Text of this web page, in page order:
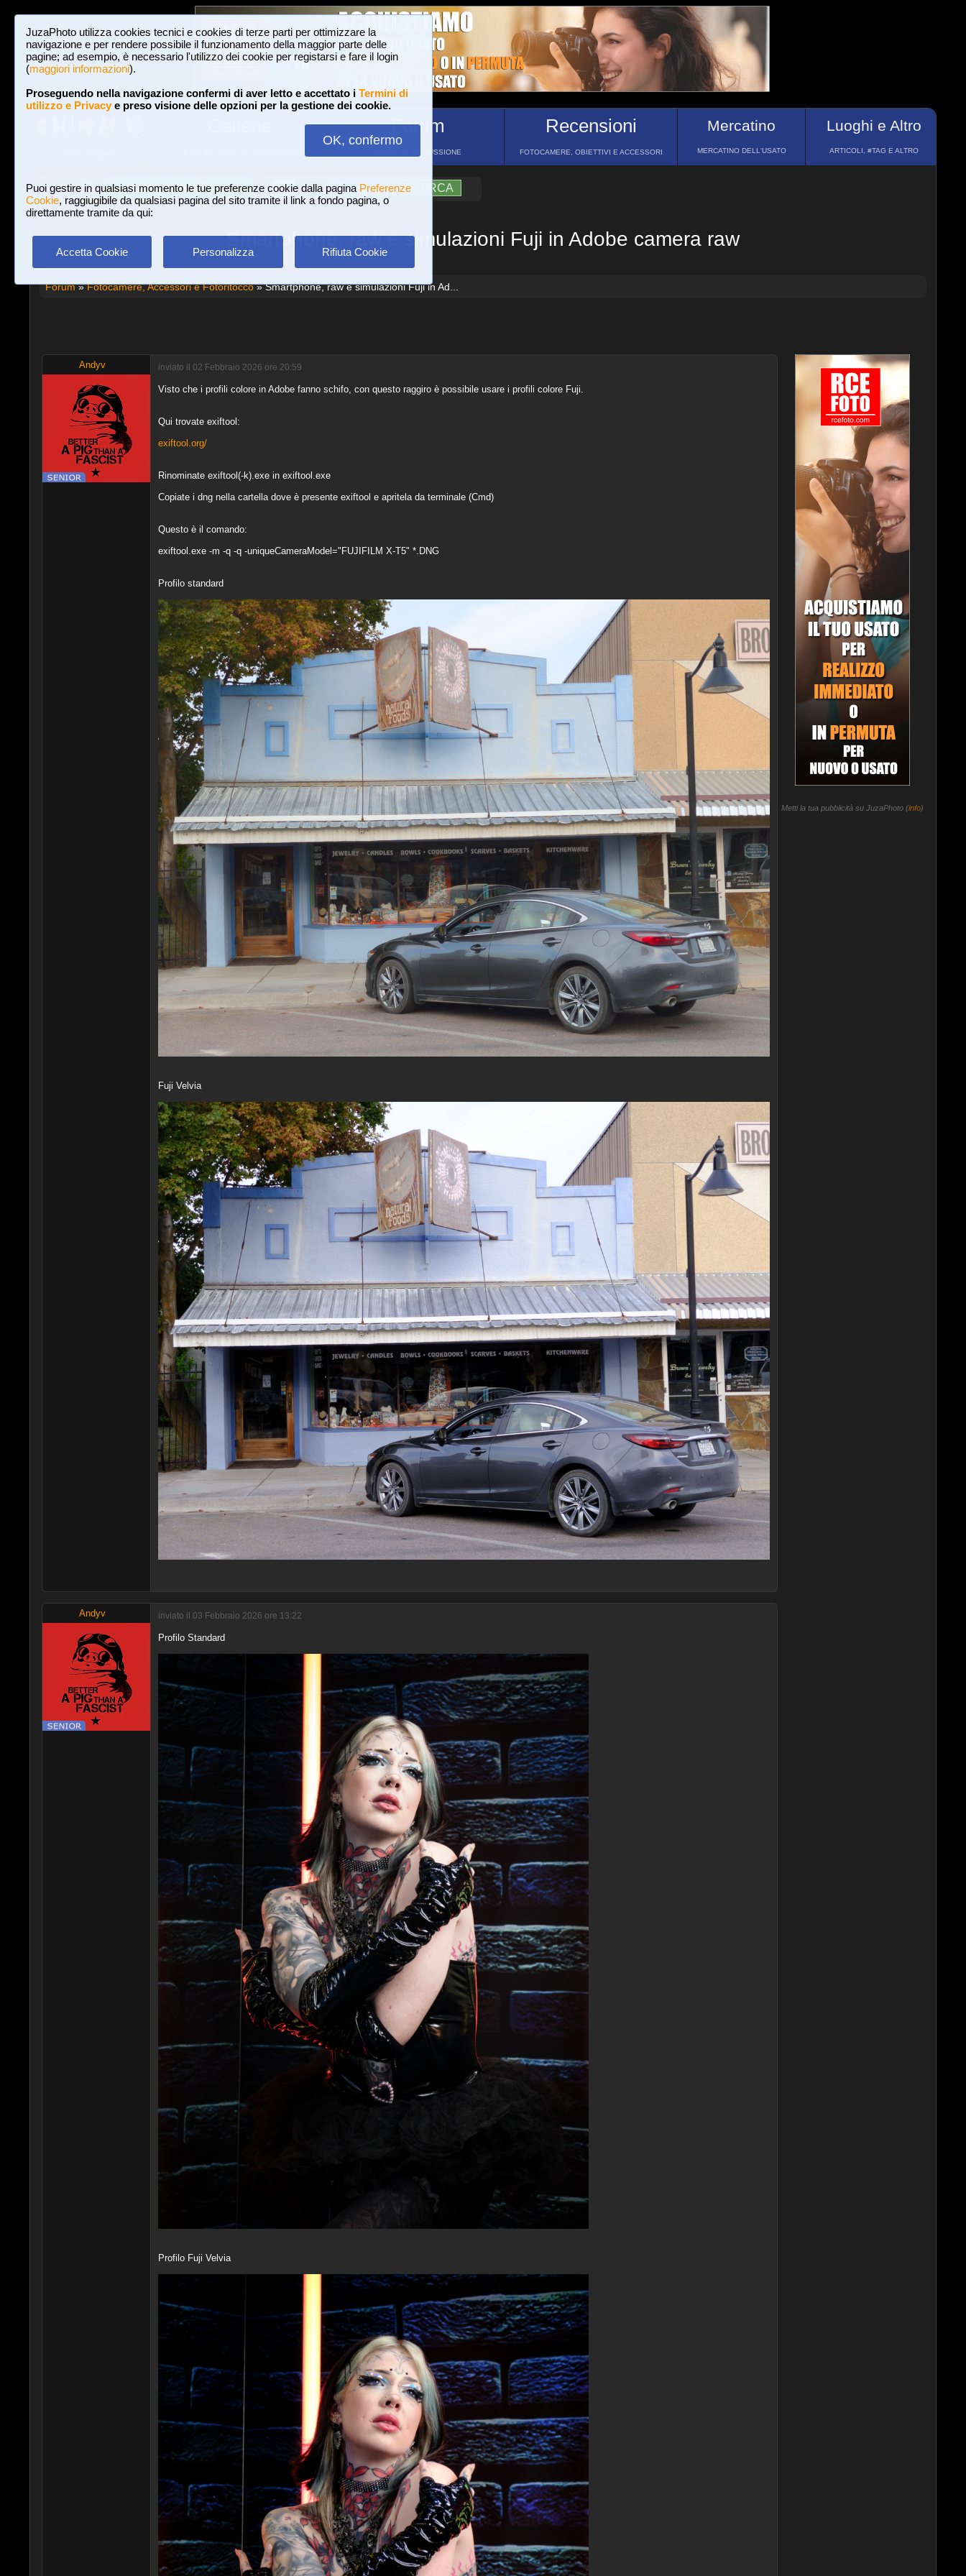
JuzaPhoto utilizza cookies tecnici e cookies di terze parti per ottimizzare la
navigazione e per rendere possibile il funzionamento della maggior parte delle
pagine; ad esempio, è necessario l'utilizzo dei cookie per registarsi e fare il login
(maggiori informazioni).
Proseguendo nella navigazione confermi di aver letto e accettato i Termini di
utilizzo e Privacye preso visione delle opzioni per la gestione dei cookie.
OK, confermo
Puoi gestire in qualsiasi momento le tue preferenze cookie dalla pagina Preferenze
Cookie, raggiugibile da qualsiasi pagina del sito tramite il link a fondo pagina, o
direttamente tramite da qui:
Accetta Cookie Personalizza Rifiuta Cookie
Forum
FORUM DI DISCUSSIONE
Recensioni
FOTOCAMERE, OBIETTIVI E ACCESSORI
Mercatino
MERCATINO DELL'USATO
Luoghi e Altro
ARTICOLI, #TAG E ALTRO
Login Iscriviti a JuzaPhoto! A A ?AIUTO RICERCA
Smartphone, raw e simulazioni Fuji in Adobe camera raw
Forum»Fotocamere, Accessori e Fotoritocco» Smartphone, raw e simulazioni Fuji in Ad...
Andyv inviato il 02 Febbraio 2026 ore 20:59
Visto che i profili colore in Adobe fanno schifo, con questo raggiro è possibile usare i profili colore Fuji.
Qui trovate exiftool:
exiftool.org/
Rinominate exiftool(-k).exe in exiftool.exe
Copiate i dng nella cartella dove è presente exiftool e apritela da terminale (Cmd)
Questo è il comando:
exiftool.exe -m -q -q -uniqueCameraModel="FUJIFILM X-T5" *.DNG
Profilo standard
Fuji Velvia
Andyv inviato il 03 Febbraio 2026 ore 13:22
Profilo Standard
Profilo Fuji Velvia
Metti la tua pubblicità su JuzaPhoto (info)